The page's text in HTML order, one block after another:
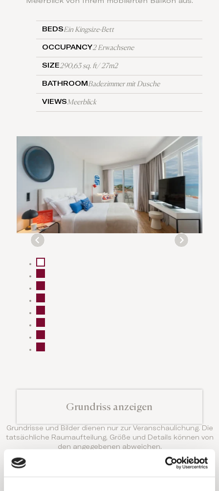
BEDSEin Kingsize-Bett
OCCUPANCY2 Erwachsene
SIZE290,63 sq. ft/ 27m2
BATHROOM Badezimmer mit Dusche
VIEWSMeerblick
Grundriss anzeigen
Grundrisse und Bilder dienen nur zur Veranschaulichung. Die
tatsächliche Raumaufteilung, Größe und Details können von
den angegebenen abweichen.